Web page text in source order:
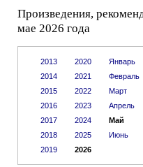
Произведения,
мае 2026 года
2013
2014
2015
2016
2017
2018
2019
2020
2021
2022
2023
2024
2025
2026
Январь
Февраль
Март
Апрель
Май
Июнь